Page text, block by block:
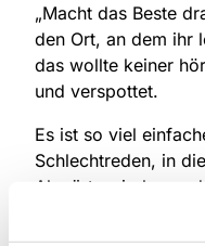
„Macht das Beste
den Ort, an dem ihr
das wollte keiner
und verspottet.
Es ist so viel
Schlechtreden, in
Abwärtsspirale, an
könne. So viel
was ich tun soll in